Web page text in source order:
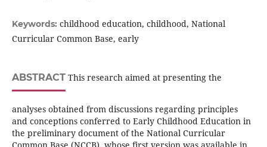
Keywords: childhood education, childhood, National
Curricular Common Base, early
ABSTRACTThis research aimed at presenting the
analyses obtained from discussions regarding principles
and conceptions conferred to Early Childhood Education in
the preliminary document of the National Curricular